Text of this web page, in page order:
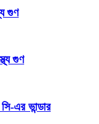
গুণ
গুণ
এর ভান্ডার